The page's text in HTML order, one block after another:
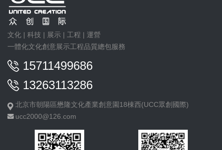
文化 | 科技 | 展示 | 工程 | 運營
一體化文化創意展示工程品質總包服務
15711499686
13263113286
北京市朝陽區懋隆文化產業創意園18棟西(UCC眾創國際)
ucc2000@126.com